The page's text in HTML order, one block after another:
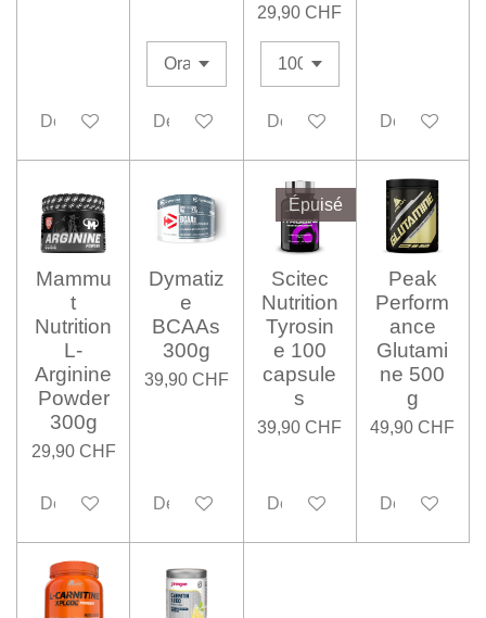
Désactivé Désactivé
29,90 CHF
Désactivé Désactivé
Mammu
t
Nutrition
L-
Arginine
Powder
300g
29,90 CHF
Désactivé
Dymatiz
e
BCAAs
300g
39,90 CHF
Désactivé
Épuisé
Scitec
Nutrition
Tyrosin
e 100
capsule
s
39,90 CHF
Désactivé
Peak
Perform
ance
Glutami
ne 500
g
49,90 CHF
Désactivé